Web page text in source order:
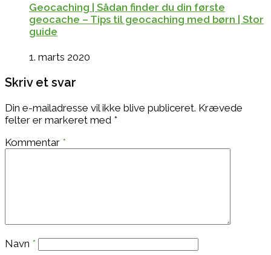
Geocaching | Sådan finder du din første
geocache – Tips til geocaching med børn | Stor
guide
1. marts 2020
Skriv et svar
Din e-mailadresse vil ikke blive publiceret. Krævede
felter er markeret med *
Kommentar *
Navn *